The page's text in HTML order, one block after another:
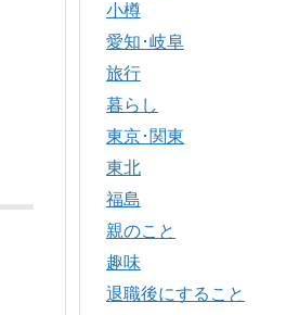
小樽
愛知･岐阜
旅行
暮らし
東京･関東
東北
福島
親のこと
趣味
退職後にすること